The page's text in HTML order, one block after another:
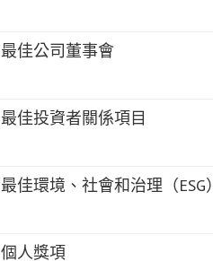
最佳公司董事會
最佳投資者關係項目
最佳環境、社會和治理（ESG）
個人獎項